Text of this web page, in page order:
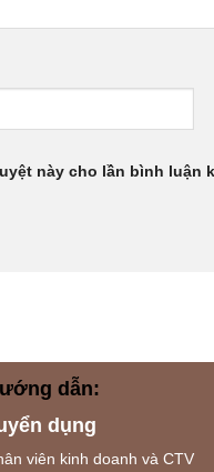
này cho lần bình luận
dẫn:
dụng
viên kinh doanh và CTV